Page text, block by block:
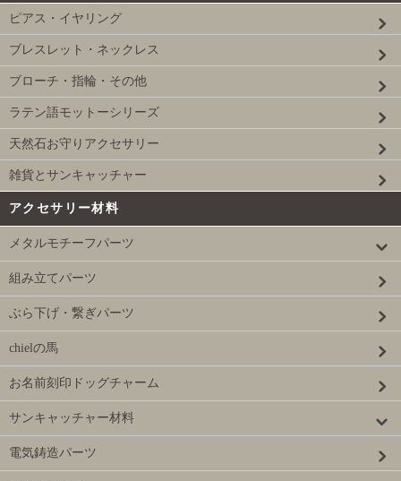
ピアス・イヤリング
ブレスレット・ネックレス
ブローチ・指輪・その他
ラテン語モットーシリーズ
天然石お守りアクセサリー
雑貨とサンキャッチャー
アクセサリー材料
メタルモチーフパーツ
組み立てパーツ
ぶら下げ・繋ぎパーツ
chielの馬
お名前刻印ドッグチャーム
サンキャッチャー材料
電気鋳造パーツ